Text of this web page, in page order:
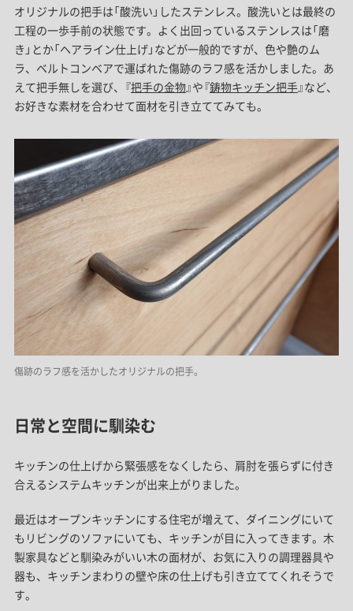
オリジナルの把手は「酸洗い」したステンレス。酸洗いとは最終の
工程の一歩手前の状態です。よく出回っているステンレスは「磨
き」とか「ヘアライン仕上げ」などが一般的ですが、色や艶のム
ラ、ベルトコンベアで運ばれた傷跡のラフ感を活かしました。あ
えて把手無しを選び、『把手の金物』や『鋳物キッチン把手』など、
お好きな素材を合わせて面材を引き立ててみても。
傷跡のラフ感を活かしたオリジナルの把手。
日常と空間に馴染む
キッチンの仕上げから緊張感をなくしたら、肩肘を張らずに付き
合えるシステムキッチンが出来上がりました。
最近はオープンキッチンにする住宅が増えて、ダイニングにいて
もリビングのソファにいても、キッチンが目に入ってきます。木
製家具などと馴染みがいい木の面材が、お気に入りの調理器具や
器も、キッチンまわりの壁や床の仕上げも引き立ててくれそうで
す。